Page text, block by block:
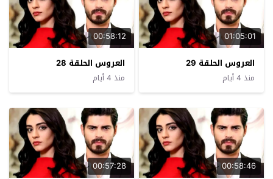
01:05:01
العروس الحلقة 29
منذ 4 أيام
00:58:12
العروس الحلقة 28
منذ 4 أيام
00:58:46
00:57:28